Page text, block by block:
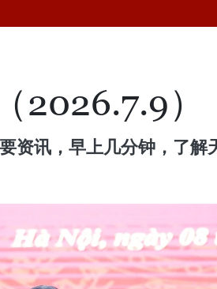
）
资讯，早上几分钟，了解